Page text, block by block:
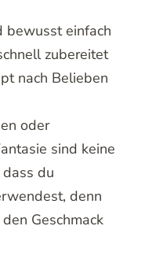
bewusst einfach
zubereitet
nach Belieben
oder
sind keine
du
denn
Geschmack